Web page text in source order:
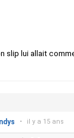
slip lui allait
• il y a 15 ans